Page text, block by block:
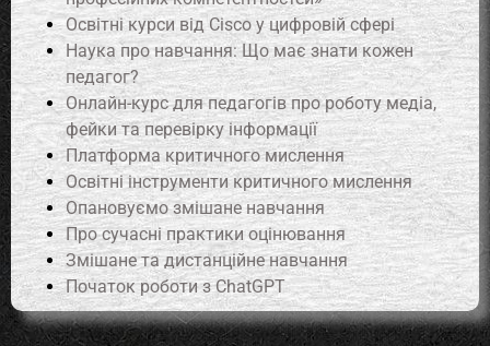
Освітні курси від Cisco у цифровій сфері
Наука про навчання: Що має знати кожен
педагог?
Онлайн-курс для педагогів про роботу медіа,
фейки та перевірку інформації
Платформа критичного мислення
Освітні інструменти критичного мислення
Опановуємо змішане навчання
Про сучасні практики оцінювання
Змішане та дистанційне навчання
Початок роботи з ChatGPT